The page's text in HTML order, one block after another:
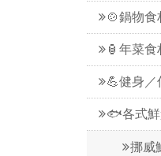
🍲鍋物食
🏮年菜食
💪健身／
🐟各式
挪威